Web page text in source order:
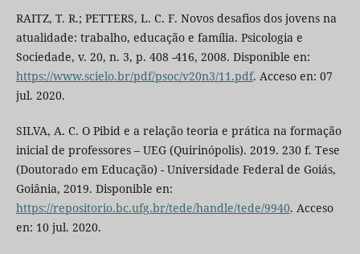
RAITZ, T. R.; PETTERS, L. C. F. Novos desafios dos jovens na
atualidade: trabalho, educação e família. Psicologia e
Sociedade, v. 20, n. 3, p. 408 -416, 2008. Disponible en:
https://www.scielo.br/pdf/psoc/v20n3/11.pdf. Acceso en: 07
jul. 2020.
SILVA, A. C. O Pibid e a relação teoria e prática na formação
inicial de professores – UEG (Quirinópolis). 2019. 230 f. Tese
(Doutorado em Educação) - Universidade Federal de Goiás,
Goiânia, 2019. Disponible en:
https://repositorio.bc.ufg.br/tede/handle/tede/9940. Acceso
en: 10 jul. 2020.